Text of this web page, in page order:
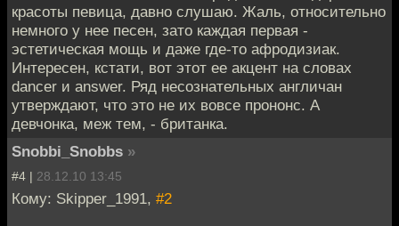
красоты певица, давно слушаю. Жаль, относительно
немного у нее песен, зато каждая первая -
эстетическая мощь и даже где-то афродизиак.
Интересен, кстати, вот этот ее акцент на словах
dancer и answer. Ряд несознательных англичан
утверждают, что это не их вовсе прононс. А
девчонка, меж тем, - британка.
Snobbi_Snobbs »
#4 | 28.12.10 13:45
Кому: Skipper_1991, #2